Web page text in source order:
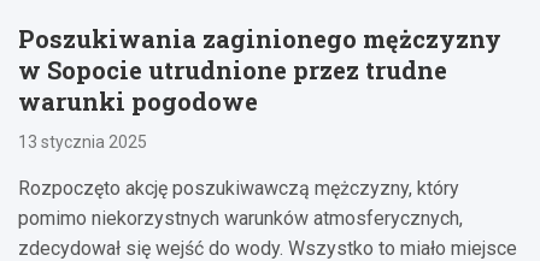
Poszukiwania zaginionego mężczyzny
w Sopocie utrudnione przez trudne
warunki pogodowe
13 stycznia 2025
Rozpoczęto akcję poszukiwawczą mężczyzny, który
pomimo niekorzystnych warunków atmosferycznych,
zdecydował się wejść do wody. Wszystko to miało miejsce